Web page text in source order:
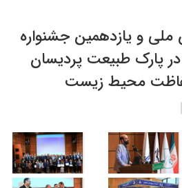
و یازدهمین جشنواره
در پارک طبیعت پردیسان
محیط زیست